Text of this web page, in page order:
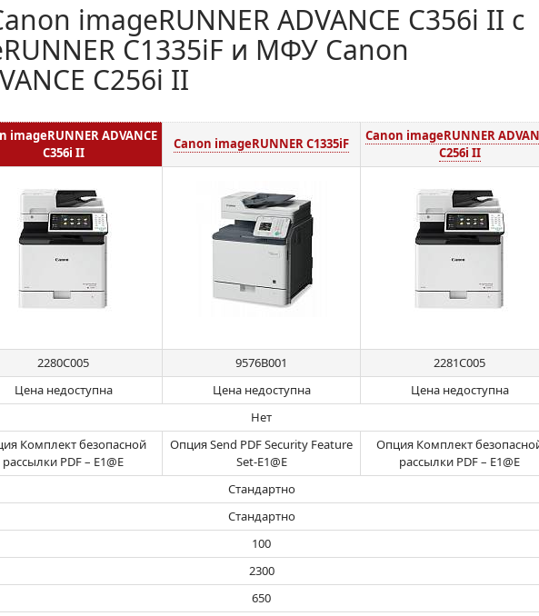
imageRUNNER ADVANCE C356i II с
C1335iF и МФУ Canon
C256i II
imageRUNNER ADVANCE
C356i II
Canon imageRUNNER C1335iF
Canon imageRUNNER
C256i II
2280C005 9576B001
2281C005
Цена недоступна Цена недоступна
Цена недоступна
Нет
Комплект безопасной
рассылки PDF – E1@E
Опция Send PDF Security Feature
Set-E1@E
Опция Комплект
рассылки PDF – E1@E
Стандартно
Стандартно
100
2300
650